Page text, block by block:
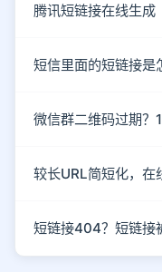
腾讯短链接在线生成
短信里面的短链接是
微信群二维码过期？
较长URL简短化，在
短链接404？短链接